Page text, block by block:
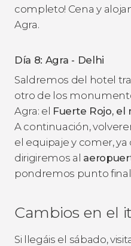
completo! Cena y
Agra.
Día 8: Agra - Delhi
Saldremos del hotel
otro de los
Agra: el Fuerte Rojo, el
A continuación,
el equipaje y comer,
dirigiremos al
pondremos punto
Cambios en el
Si llegáis el sábado,